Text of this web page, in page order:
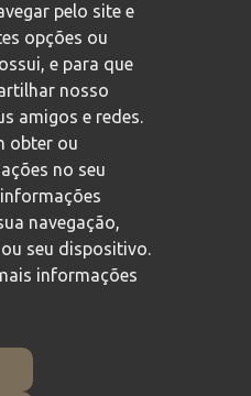
pelo site e
opções ou
e para que
nosso
amigos e redes.
obter ou
no seu
navegação,
seu dispositivo.
informações